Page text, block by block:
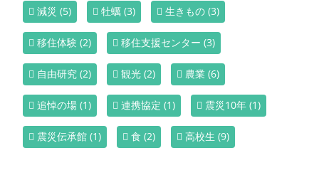
減災 (5) 牡蠣 (3) 生きもの (3)
移住体験 (2) 移住支援センター (3)
自由研究 (2) 観光 (2) 農業 (6)
追悼の場 (1) 連携協定 (1) 震災10年 (1)
震災伝承館 (1) 食 (2) 高校生 (9)